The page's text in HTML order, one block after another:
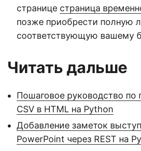
странице страница
позже приобрести полную
соответствующую вашему
Читать дальше
Пошаговое руководство по
CSV в HTML на Python
Добавление заметок
PowerPoint через REST на